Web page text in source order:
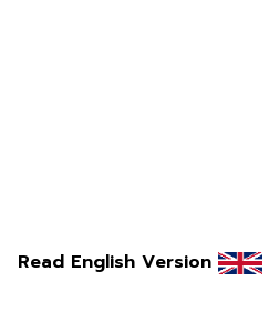
Read English Version